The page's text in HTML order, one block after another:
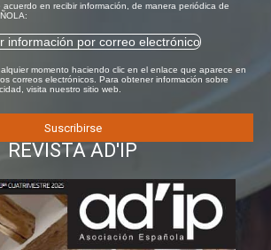
en recibir información, de manera periódica de
información por correo electrónico
momento haciendo clic en el enlace que aparece en
correos electrónicos. Para obtener información sobre
visita nuestro sitio web.
REVISTA AD'IP